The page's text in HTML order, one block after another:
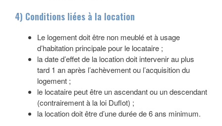
4) Conditions liées à la location
Le logement doit être non meublé et à usage
d’habitation principale pour le locataire ;
la date d’effet de la location doit intervenir au plus
tard 1 an après l’achèvement ou l’acquisition du
logement ;
le locataire peut être un ascendant ou un descendant
(contrairement à la loi Duflot) ;
la location doit être d’une durée de 6 ans minimum.